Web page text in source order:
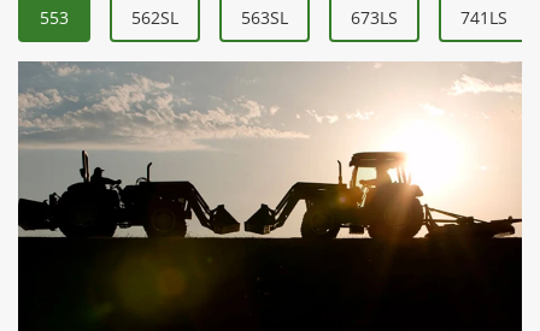
553 562SL 563SL 673LS 741LS